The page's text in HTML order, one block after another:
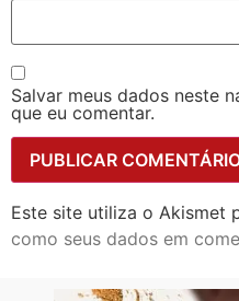
Salvar meus dados neste
que eu comentar.
Este site utiliza o Akismet
como seus dados em